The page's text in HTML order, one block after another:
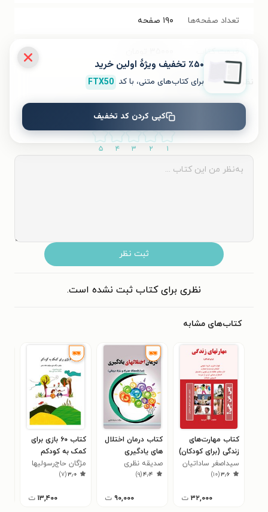
تعداد صفحه‌ها ۱۹۰ صفحه
نظر شما دربارهٔ این کتاب
به این کتاب چه امتیازی می‌دهید؟
۱ ۲ ۳ ۴ ۵
ثبت نظر
نظری برای کتاب ثبت نشده است.
کتاب‌های مشابه
کتاب مهارت‌های
زندگی (برای کودکان)
سیداصغر ساداتیان
۳٫۶(۱۰)
۳۲,۰۰۰ ت
کتاب درمان اختلال
های یادگیری
صدیقه نظری
۴٫۴(۹)
۹۰,۰۰۰ ت
کتاب ۶۰ بازی برای
کمک به کودکم
مژگان حاج‌رسولیها
۳٫۰(۷)
۱۳,۴۰۰ ت
٪۵۰ تخفیف ویژۀ اولین خرید
برای کتاب‌های متنی، با کد FTX50
کپی کردن کد تخفیف